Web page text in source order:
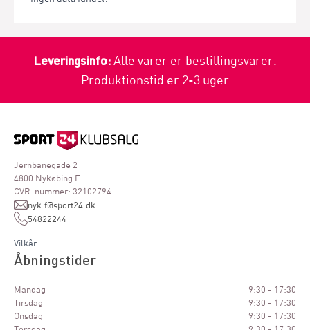
Leveringsinfo:Alle varer er bestillingsvarer.
Produktionstid er 2-3 uger
Jernbanegade 2
4800 Nykøbing F
CVR-nummer: 32102794
nyk.f@sport24.dk
54822244
Vilkår
Åbningstider
Mandag
9:30 - 17:30
Tirsdag
9:30 - 17:30
Onsdag
9:30 - 17:30